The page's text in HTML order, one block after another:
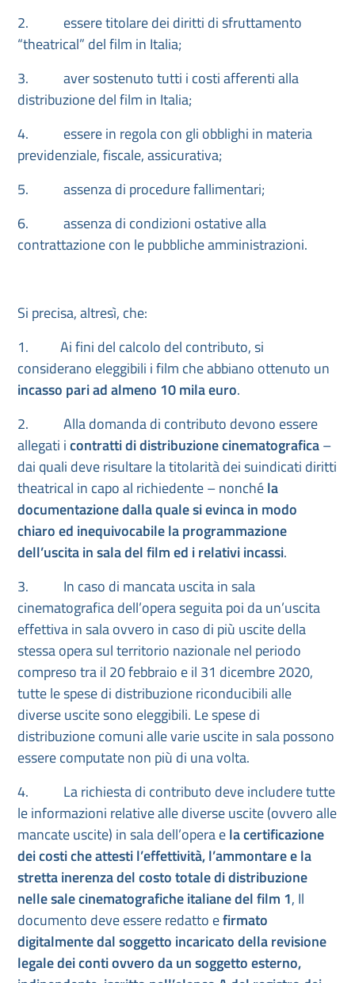
2. essere titolare dei diritti di sfruttamento
“theatrical” del film in Italia;
3. aver sostenuto tutti i costi afferenti alla
distribuzione del film in Italia;
4. essere in regola con gli obblighi in materia
previdenziale, fiscale, assicurativa;
5. assenza di procedure fallimentari;
6. assenza di condizioni ostative alla
contrattazione con le pubbliche amministrazioni.
Si precisa, altresì, che:
1. Ai fini del calcolo del contributo, si
considerano eleggibili i film che abbiano ottenuto un
incasso pari ad almeno 10 mila euro.
2. Alla domanda di contributo devono essere
allegati icontratti di distribuzione cinematografica–
dai quali deve risultare la titolarità dei suindicati diritti
theatrical in capo al richiedente – nonchéla
documentazione dalla quale si evinca in modo
chiaro ed inequivocabile la programmazione
dell’uscita in sala del film ed i relativi incassi.
3. In caso di mancata uscita in sala
cinematografica dell’opera seguita poi da un’uscita
effettiva in sala ovvero in caso di più uscite della
stessa opera sul territorio nazionale nel periodo
compreso tra il 20 febbraio e il 31 dicembre 2020,
tutte le spese di distribuzione riconducibili alle
diverse uscite sono eleggibili. Le spese di
distribuzione comuni alle varie uscite in sala possono
essere computate non più di una volta.
4. La richiesta di contributo deve includere tutte
le informazioni relative alle diverse uscite (ovvero alle
mancate uscite) in sala dell’opera elacertificazione
dei costi che attesti l’effettività, l’ammontare e la
stretta inerenza del costo totale di distribuzione
nelle sale cinematografiche italiane del film 1, Il
documento deve essere redatto efirmato
digitalmentedal soggetto incaricato della revisione
legale dei conti ovvero da un soggetto esterno,